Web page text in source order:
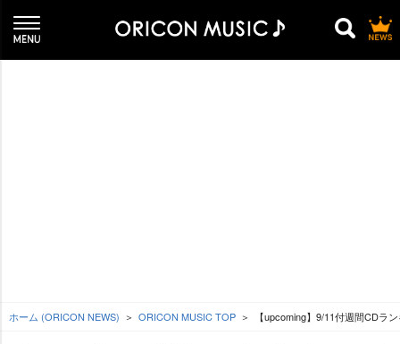
ホーム (ORICON NEWS) ORICON MUSIC TOP 【upcoming】9/11付週間CDラ